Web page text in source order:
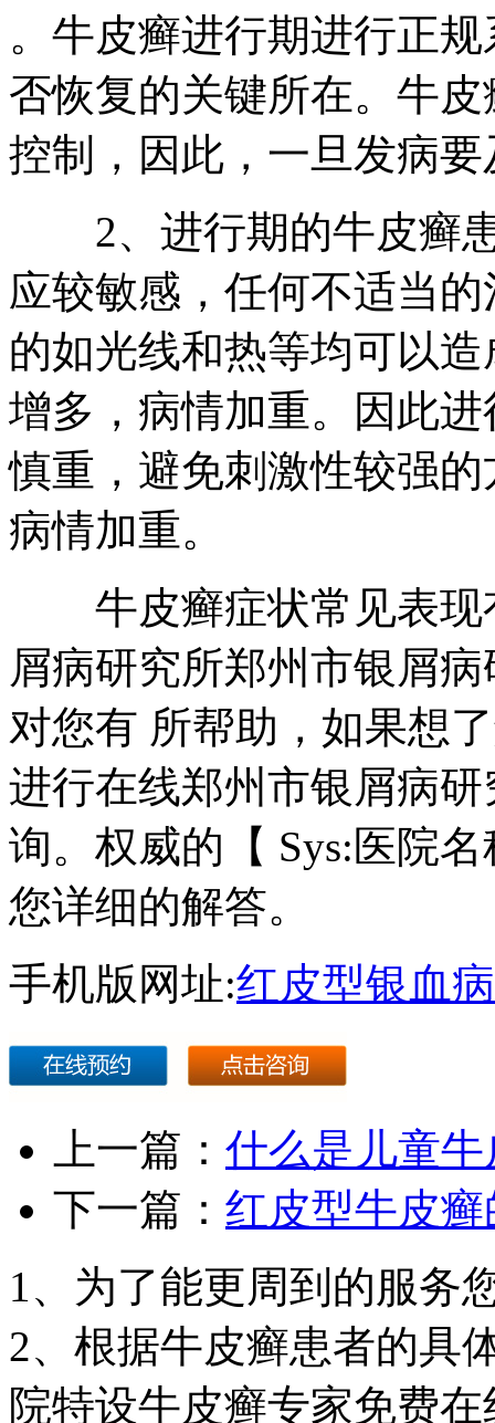
。牛皮癣进行期进行正
否恢复的关键所在。牛
控制，因此，一旦发病
2、进行期的牛皮癣患
应较敏感，任何不适当
的如光线和热等均可以
增多，病情加重。因此
慎重，避免刺激性较强
病情加重。
牛皮癣症状常见表现
屑病研究所郑州市银屑
对您有 所帮助，如果想
进行在线郑州市银屑病
询。权威的【 Sys:医院
您详细的解答。
手机版网址:红皮型银血
上一篇： 什么是儿童牛
下一篇： 红皮型牛皮
1、为了能更周到的服务
2、根据牛皮癣患者的具
院特设牛皮癣专家免费